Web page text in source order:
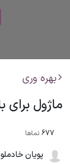
بهره وری
ماژول برای
677 نماها
پویان خادملو